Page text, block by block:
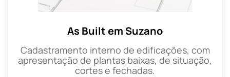
As Built em Suzano
Cadastramento interno de edificações, com
apresentação de plantas baixas, de situação,
cortes e fechadas.